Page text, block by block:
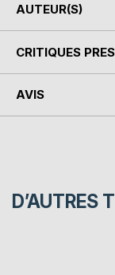
AUTEUR(S)
CRITIQUES
AVIS
D’AUTRES